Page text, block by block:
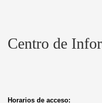
Centro de
Horarios de acceso: